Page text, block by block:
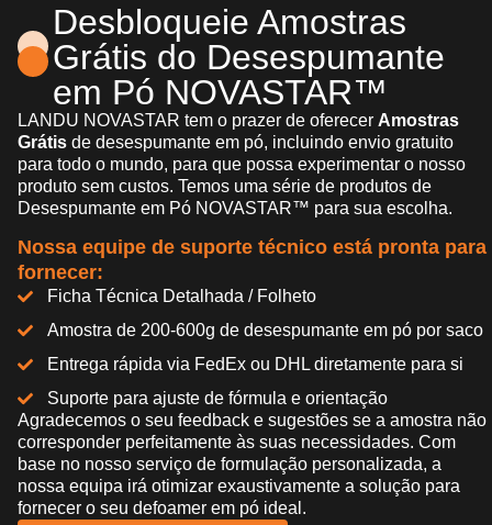
Desbloqueie Amostras
Grátis do Desespumante
em Pó NOVASTAR™
LANDU NOVASTAR tem o prazer de oferecer Amostras
Grátis de desespumante em pó, incluindo envio gratuito
para todo o mundo, para que possa experimentar o nosso
produto sem custos. Temos uma série de produtos de
Desespumante em Pó NOVASTAR™ para sua escolha.
Nossa equipe de suporte técnico está pronta para
fornecer:
Ficha Técnica Detalhada / Folheto
Amostra de 200-600g de desespumante em pó por saco
Entrega rápida via FedEx ou DHL diretamente para si
Suporte para ajuste de fórmula e orientação
Agradecemos o seu feedback e sugestões se a amostra não
corresponder perfeitamente às suas necessidades. Com
base no nosso serviço de formulação personalizada, a
nossa equipa irá otimizar exaustivamente a solução para
fornecer o seu defoamer em pó ideal.